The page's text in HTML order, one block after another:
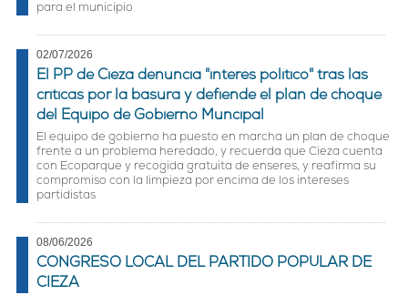
para el municipio
02/07/2026
El PP de Cieza denuncia "interés político" tras las
críticas por la basura y defiende el plan de choque
del Equipo de Gobierno Muncipal
El equipo de gobierno ha puesto en marcha un plan de choque
frente a un problema heredado, y recuerda que Cieza cuenta
con Ecoparque y recogida gratuita de enseres, y reafirma su
compromiso con la limpieza por encima de los intereses
partidistas
08/06/2026
CONGRESO LOCAL DEL PARTIDO POPULAR DE
CIEZA